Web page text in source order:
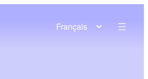
Français